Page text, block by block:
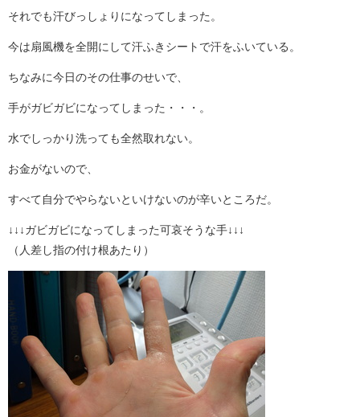
それでも汗びっしょりになってしまった。
今は扇風機を全開にして汗ふきシートで汗をふいている。
ちなみに今日のその仕事のせいで、
手がガビガビになってしまった・・・。
水でしっかり洗っても全然取れない。
お金がないので、
すべて自分でやらないといけないのが辛いところだ。
↓↓↓ガビガビになってしまった可哀そうな手↓↓↓
（人差し指の付け根あたり）